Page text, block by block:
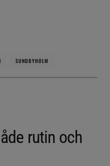
SUNDBYHOLM
rutin och